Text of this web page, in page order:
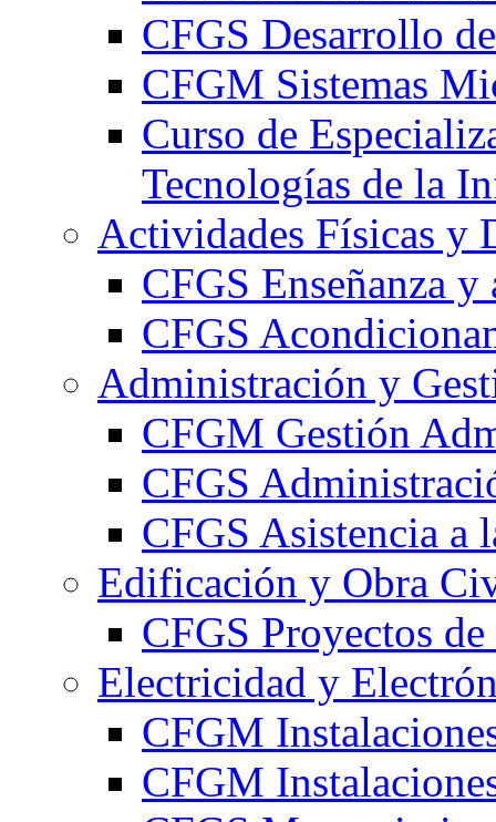
CFGS Desarrollo
CFGM Sistemas
Curso de
Tecnologías de la
Actividades Físicas y
CFGS Enseñanza
CFGS
Administración y
CFGM Gestión
CFGS
CFGS Asistencia a
Edificación y Obra
CFGS Proyectos
Electricidad y
CFGM
CFGM